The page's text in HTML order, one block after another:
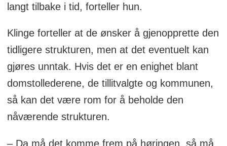
langt tilbake i tid, forteller hun.
Klinge forteller at de ønsker å gjenopprette den
tidligere strukturen, men at det eventuelt kan
gjøres unntak. Hvis det er en enighet blant
domstollederene, de tillitvalgte og kommunen,
så kan det være rom for å beholde den
nåværende strukturen.
– Da må det komme frem på høringen, så må